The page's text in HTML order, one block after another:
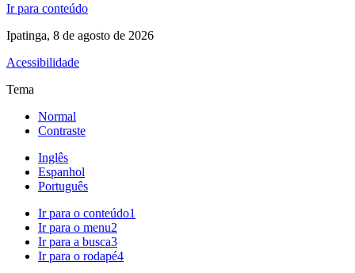
Ir para conteúdo
Ipatinga, 8 de agosto de 2026
Acessibilidade
Tema
Normal
Contraste
Inglês
Espanhol
Português
Ir para o conteúdo1
Ir para o menu2
Ir para a busca3
Ir para o rodapé4